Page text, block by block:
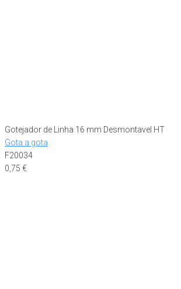
Gotejador de Linha 16 mm Desmontavel HT
Gota a gota
F20034
0,75 €